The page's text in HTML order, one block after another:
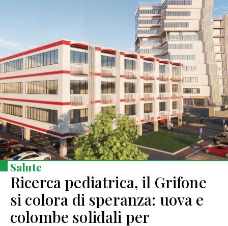
Salute
Ricerca pediatrica, il Grifone
si colora di speranza: uova e
colombe solidali per